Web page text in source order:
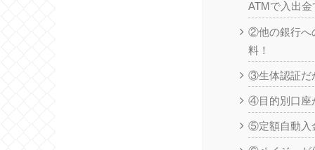
ATMで入出
②他の銀行へ
料！
③生体認証だ
④目的別口座
⑤定額自動入